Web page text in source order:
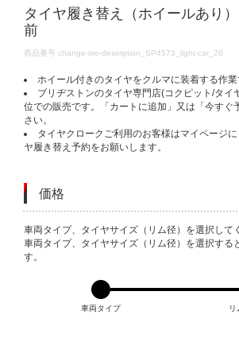
タイヤ履き替え（ホイールあり
前
DETAILS
商品番号 change-tire-desorption_SP4573_light-car_20
ホイール付きのタイヤをクルマに装着する作業
ブリヂストンのタイヤ専門店(コクピット/タイ
位での販売です。「カートに追加」又は「今すぐ
さい。
タイヤクロークご利用のお客様はマイページ
ヤ履き替え予約をお願いします。
価格
VARIATIONS
車両タイプ、タイヤサイズ（リム径）を選択して
車両タイプ、タイヤサイズ（リム径）を選択する
す。
車両タイプ